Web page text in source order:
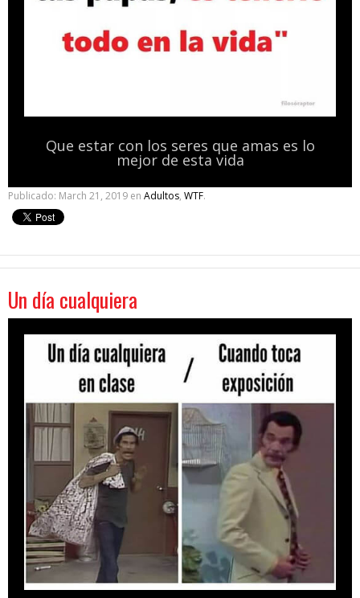
Que estar con los seres que amas es lo
mejor de esta vida
Publicado: March 21, 2019 en Adultos, WTF.
Un día cualquiera